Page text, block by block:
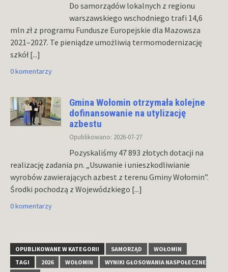
Do samorządów lokalnych z regionu
warszawskiego wschodniego trafi 14,6
mln zł z programu Fundusze Europejskie dla Mazowsza
2021–2027. Te pieniądze umożliwią termomodernizację
szkół[...]
0 komentarzy
Gmina Wołomin otrzymała kolejne
dofinansowanie na utylizację
azbestu
Opublikowano: 2026-07-27
Pozyskaliśmy 47 893 złotych dotacji na
realizację zadania pn. „Usuwanie i unieszkodliwianie
wyrobów zawierających azbest z terenu Gminy Wołomin”.
Środki pochodzą z Wojewódzkiego [...]
0 komentarzy
OPUBLIKOWANE W KATEGORII SAMORZĄD
WOŁOMIN
TAGI
2026 WOŁOMIN
WYNIKI GŁOSOWANIA NASPOŁECZNE